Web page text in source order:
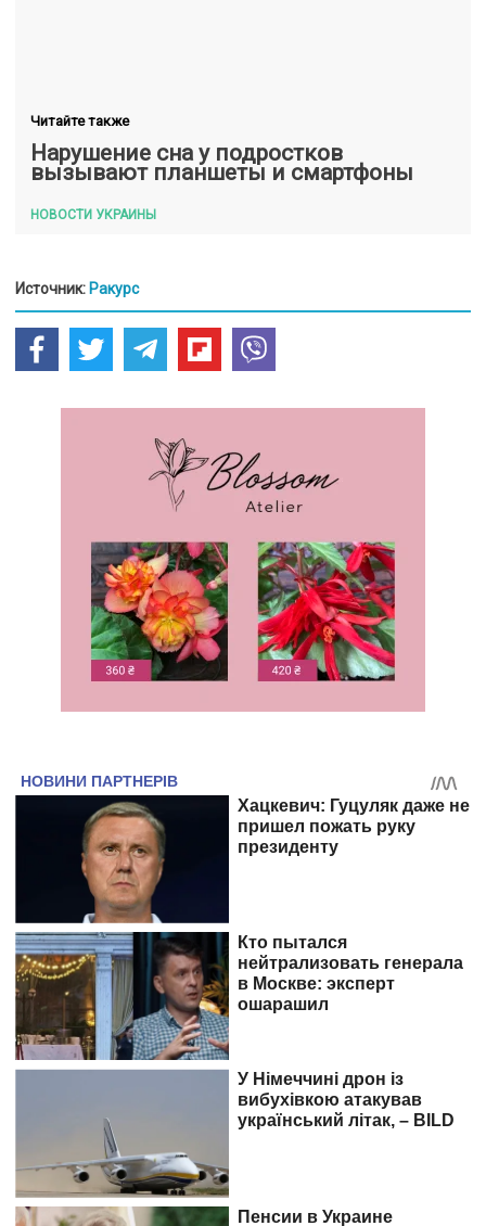
Читайте также
Нарушение сна у подростков
вызывают планшеты и смартфоны
НОВОСТИ УКРАИНЫ
Источник: Ракурс